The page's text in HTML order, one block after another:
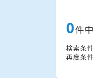
0件中
検索条
再度条